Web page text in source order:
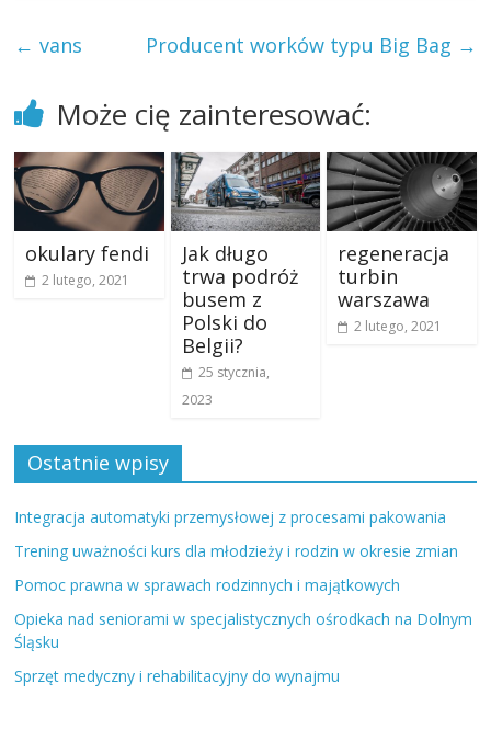
← vans Producent worków typu Big Bag →
Może cię zainteresować:
okulary fendi
2 lutego, 2021
Jak długo
trwa podróż
busem z
Polski do
Belgii?
25 stycznia,
2023
regeneracja
turbin
warszawa
2 lutego, 2021
Ostatnie wpisy
Integracja automatyki przemysłowej z procesami pakowania
Trening uważności kurs dla młodzieży i rodzin w okresie zmian
Pomoc prawna w sprawach rodzinnych i majątkowych
Opieka nad seniorami w specjalistycznych ośrodkach na Dolnym
Śląsku
Sprzęt medyczny i rehabilitacyjny do wynajmu